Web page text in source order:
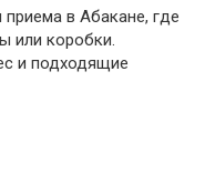
в Абакане, где
или коробки.
и подходящие